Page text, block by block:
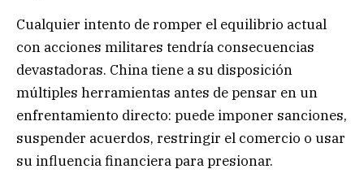
Cualquier intento de romper el equilibrio actual
con acciones militares tendría consecuencias
devastadoras. China tiene a su disposición
múltiples herramientas antes de pensar en un
enfrentamiento directo: puede imponer sanciones,
suspender acuerdos, restringir el comercio o usar
su influencia financiera para presionar.